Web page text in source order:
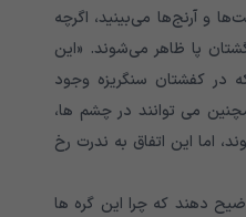
و آرنج‌ها می‌بینید، اگرچه
پا ظاهر می‌شوند. «این
کفشتان سنگریزه وجود
می توانند در چشم ها،
اما این اتفاق به ندرت رخ
دهند که چرا این گره ها